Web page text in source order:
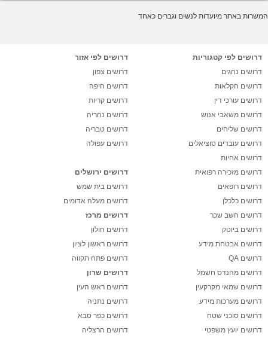
המשרות באתר מיועדות לנשים וגברים כאחד
דרושים לפי קטגוריות
דרושים נהגים
דרושים חקלאות
דרושים עורכי דין
דרושים משאבי אנוש
דרושים שליחים
דרושים עובדים סוציאלים
דרושים אחיות
דרושים מזכירה רפואית
דרושים רופאים
דרושים כלכלן
דרושים חשב שכר
דרושים ביוטק
דרושים אבטחת מידע
דרושים QA
דרושים מהנדס חשמל
דרושים שמאי מקרקעין
דרושים מערכות מידע
דרושים סוכני שטח
דרושים יועץ משפטי
דרושים לפי אזור
דרושים צפון
דרושים חיפה
דרושים קריות
דרושים נהריה
דרושים טבריה
דרושים עפולה
דרושים ירושלים
דרושים בית שמש
דרושים מעלה אדומים
דרושים מרכז
דרושים חולון
דרושים ראשון לציון
דרושים פתח תקווה
דרושים שרון
דרושים ראש העין
דרושים נתניה
דרושים כפר סבא
דרושים הרצליה